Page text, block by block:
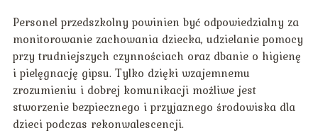
Personel przedszkolny powinien być odpowiedzialny za
monitorowanie zachowania dziecka, udzielanie pomocy
przy trudniejszych czynnościach oraz dbanie o higienę
i pielęgnację gipsu. Tylko dzięki wzajemnemu
zrozumieniu i dobrej komunikacji możliwe jest
stworzenie bezpiecznego i przyjaznego środowiska dla
dzieci podczas rekonwalescencji.